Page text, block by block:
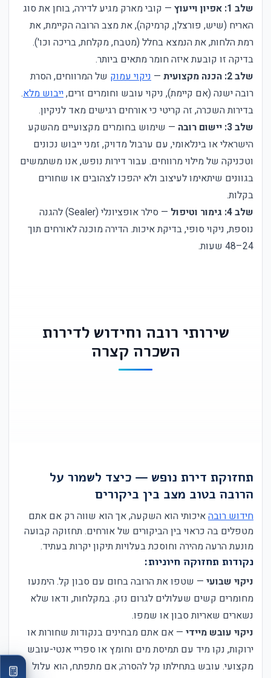
שלב 1: אפיון וייעוץ
— קובי מארק מגיע לדירה, בוחן את סוג
האריח (שיש, פורצלן, קרמיקה), את מצב הרובה הקיימת, את
רמת הלחות, את הנמצא בחלל (מטבח, מקלחת, בריכה וכו').
בדיקה זו קובעת איזה חומר מתאים ביותר.
שלב 2: הכנה מקצועית
— ניקוי עמוק של המרווחים, הסרת
רובה ישנה (אם קיימת), ניקוי עובש וחומרים זרים,ייבוש מלא.
בדירות השכרה, זה קריטי כי אורחים רגישים מאד לניקיון.
שלב 3: יישום רובה
— שימוש בחומרים מקצועיים מהשקע
הישראלי או בינלאומי, עם ערבול מדויק, זמני ייבוש נכונים
וטכניקה של מילוי מרווחים. עבור דירות נופש, אנו משתמשים
בגוונים שיתאימו לעיצוב ולא יהפכו לצהובים או שחורים
בקלות.
שלב 4: גימור וטיפול
— סילר אופציונלי (Sealer) להגנה
נוספת, ניקוי סופי, בדיקת איכות. הדירה מוכנה לאורחים תוך
24–48 שעות.
שירותי רובה וחידוש לדירות
השכרה קצרה
תחזוקת דירת נופש — כיצד לשמור על
הרובה בטוב מצב בין ביקורים
חידוש רובהאיכותי הוא השקעה, אך הוא שווה רק אם אתם
מטפלים בה כראוי בין הביקורים של אורחים. תחזוקה קבועה
מונעת הרעה מהירה וחוסכת בעלויות תיקון יקרות בעתיד.
נקודות תחזוקה חיוניות:
ניקוי שבועי — שטפו את הרובה בחום עם סבון קל. הימנעו
מחומרים קשים שעלולים לגרום נזק. במקלחות, ודאו שלא
נשארים שאריות סבון או שמפו.
ניקוי עובש מיידי — אם אתם מבחינים בנקודות שחורות או
ירוקות, נקו מיד עם תמיסת מים וחומץ או ספריי אנטי-עובש
מקצועי. עובש בתחילתו קל להסרה; אם מתפתח, הוא עלול